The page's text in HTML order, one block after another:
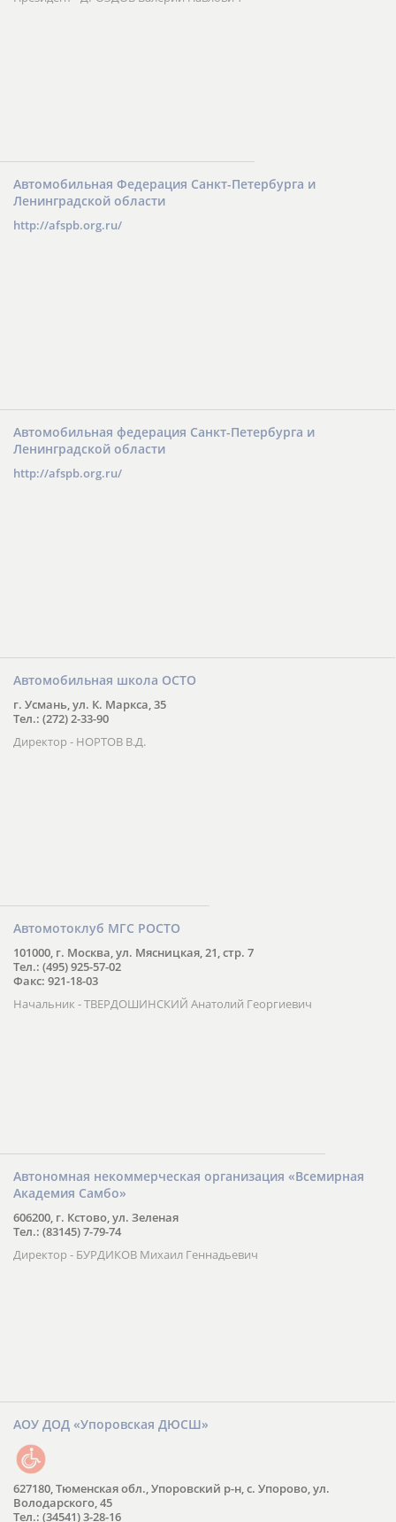
Автомобильная Федерация Санкт-Петербурга и
Ленинградской области
http://afspb.org.ru/
Автомобильная федерация Санкт-Петербурга и
Ленинградской области
http://afspb.org.ru/
Автомобильная школа ОСТО
г. Усмань, ул. К. Маркса, 35
Тел.: (272) 2-33-90
Директор - НОРТОВ В.Д.
Автомотоклуб МГС РОСТО
101000, г. Москва, ул. Мясницкая, 21, стр. 7
Тел.: (495) 925-57-02
Факс: 921-18-03
Начальник - ТВЕРДОШИНСКИЙ Анатолий Георгиевич
Автономная некоммерческая организация «Всемирная
Академия Самбо»
606200, г. Кстово, ул. Зеленая
Тел.: (83145) 7-79-74
Директор - БУРДИКОВ Михаил Геннадьевич
АОУ ДОД «Упоровская ДЮСШ»
627180, Тюменская обл., Упоровский р-н, с. Упорово, ул.
Володарского, 45
Тел.: (34541) 3-28-16